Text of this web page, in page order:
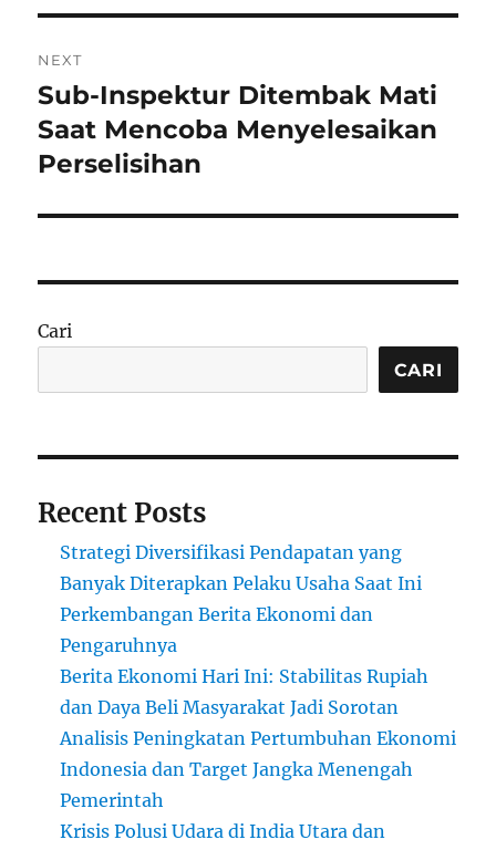
NEXT
Next
post:
Sub-Inspektur Ditembak Mati
Saat Mencoba Menyelesaikan
Perselisihan
Cari
CARI
Recent Posts
Strategi Diversifikasi Pendapatan yang
Banyak Diterapkan Pelaku Usaha Saat Ini
Perkembangan Berita Ekonomi dan
Pengaruhnya
Berita Ekonomi Hari Ini: Stabilitas Rupiah
dan Daya Beli Masyarakat Jadi Sorotan
Analisis Peningkatan Pertumbuhan Ekonomi
Indonesia dan Target Jangka Menengah
Pemerintah
Krisis Polusi Udara di India Utara dan